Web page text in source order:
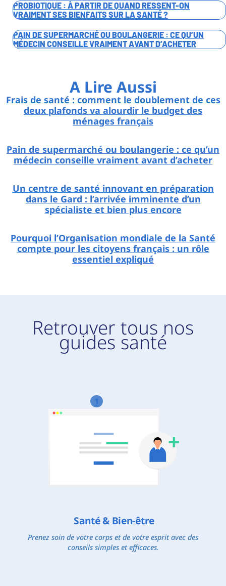
PROBIOTIQUE : À PARTIR DE QUAND RESSENT-ON
VRAIMENT SES BIENFAITS SUR LA SANTÉ ?
PAIN DE SUPERMARCHÉ OU BOULANGERIE : CE QU’UN
MÉDECIN CONSEILLE VRAIMENT AVANT D’ACHETER
A Lire Aussi
Frais de santé : comment le doublement de ces
deux plafonds va alourdir le budget des
ménages français
Pain de supermarché ou boulangerie : ce qu’un
médecin conseille vraiment avant d’acheter
Un centre de santé innovant en préparation
dans le Gard : l’arrivée imminente d’un
spécialiste et bien plus encore
Pourquoi l’Organisation mondiale de la Santé
compte pour les citoyens français : un rôle
essentiel expliqué
Retrouver tous nos
guides santé
1
Santé & Bien-être
Prenez soin de votre corps et de votre esprit avec des
conseils simples et efficaces.